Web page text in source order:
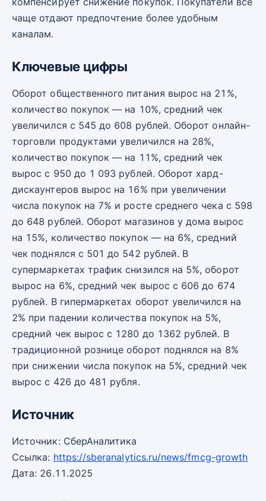
чаще отдают предпочтение более удобным
каналам.
Ключевые цифры
Оборот общественного питания вырос на 21%,
количество покупок — на 10%, средний чек
увеличился с 545 до 608 рублей. Оборот онлайн-
торговли продуктами увеличился на 28%,
количество покупок — на 11%, средний чек
вырос с 950 до 1 093 рублей. Оборот хард-
дискаунтеров вырос на 16% при увеличении
числа покупок на 7% и росте среднего чека с 598
до 648 рублей. Оборот магазинов у дома вырос
на 15%, количество покупок — на 6%, средний
чек поднялся с 501 до 542 рублей. В
супермаркетах трафик снизился на 5%, оборот
вырос на 6%, средний чек вырос с 606 до 674
рублей. В гипермаркетах оборот увеличился на
2% при падении количества покупок на 5%,
средний чек вырос с 1280 до 1362 рублей. В
традиционной рознице оборот поднялся на 8%
при снижении числа покупок на 5%, средний чек
вырос с 426 до 481 рубля.
Источник
Источник: СберАналитика
Ссылка: https://sberanalytics.ru/news/fmcg-growth
Дата: 26.11.2025